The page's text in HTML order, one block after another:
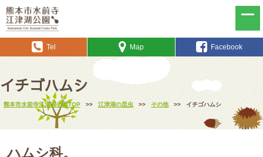
Tel Map Facebook
イチゴハムシ
熊本市水前寺江津湖公園TOP >> 江津湖の昆虫 >> その他 >> イチゴハムシ
ハムシ科。